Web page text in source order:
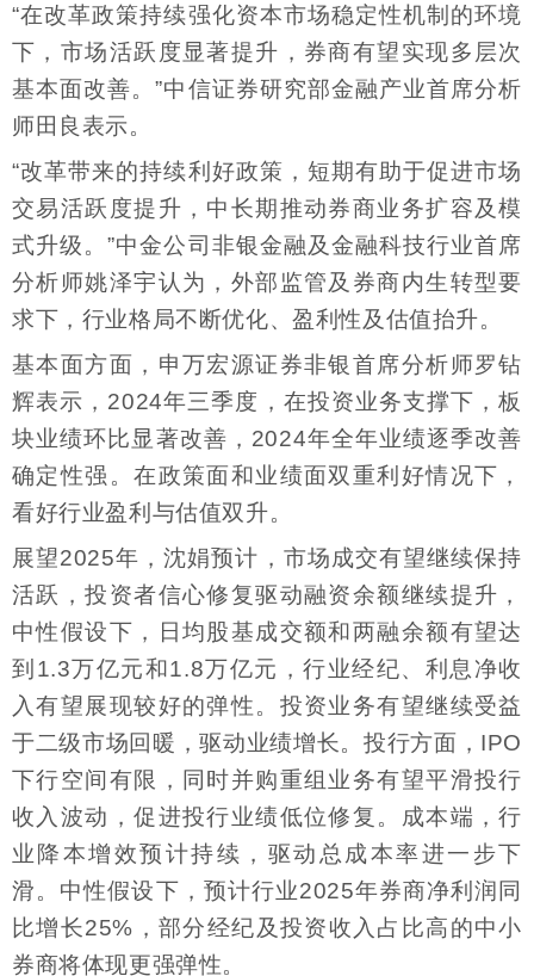
“在改革政策持续强化资本市场稳定性机制的环境
下，市场活跃度显著提升，券商有望实现多层次
基本面改善。”中信证券研究部金融产业首席分析
师田良表示。
“改革带来的持续利好政策，短期有助于促进市场
交易活跃度提升，中长期推动券商业务扩容及模
式升级。”中金公司非银金融及金融科技行业首席
分析师姚泽宇认为，外部监管及券商内生转型要
求下，行业格局不断优化、盈利性及估值抬升。
基本面方面，申万宏源证券非银首席分析师罗钻
辉表示，2024年三季度，在投资业务支撑下，板
块业绩环比显著改善，2024年全年业绩逐季改善
确定性强。在政策面和业绩面双重利好情况下，
看好行业盈利与估值双升。
展望2025年，沈娟预计，市场成交有望继续保持
活跃，投资者信心修复驱动融资余额继续提升，
中性假设下，日均股基成交额和两融余额有望达
到1.3万亿元和1.8万亿元，行业经纪、利息净收
入有望展现较好的弹性。投资业务有望继续受益
于二级市场回暖，驱动业绩增长。投行方面，IPO
下行空间有限，同时并购重组业务有望平滑投行
收入波动，促进投行业绩低位修复。成本端，行
业降本增效预计持续，驱动总成本率进一步下
滑。中性假设下，预计行业2025年券商净利润同
比增长25%，部分经纪及投资收入占比高的中小
券商将体现更强弹性。